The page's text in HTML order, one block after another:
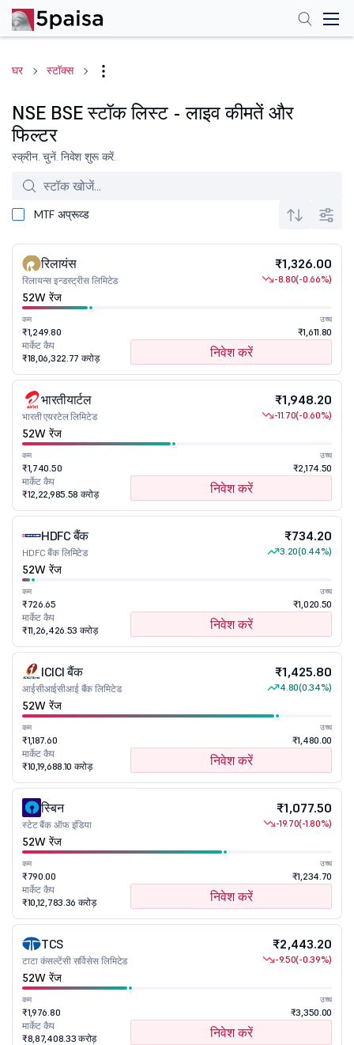
घर स्टॉक्स
NSE BSE स्टॉक लिस्ट - लाइव कीमतें और
फिल्टर
स्क्रीन. चुनें. निवेश शुरू करें.
MTF अप्रूव्ड
रिलायंस
रिलायन्स इन्डस्ट्रीस लिमिटेड
₹1,326.00
-8.80(-0.66%)
52W रेंज
कम
₹1,249.80
उच्च
₹1,611.80
मार्केट कैप
₹18,06,322.77 करोड़
निवेश करें
भारतीयार्टल
भारती एयरटेल लिमिटेड
₹1,948.20
-11.70(-0.60%)
52W रेंज
कम
₹1,740.50
उच्च
₹2,174.50
मार्केट कैप
₹12,22,985.58 करोड़
निवेश करें
HDFC बैंक
HDFC बैंक लिमिटेड
₹734.20
3.20(0.44%)
52W रेंज
कम
₹726.65
उच्च
₹1,020.50
मार्केट कैप
₹11,26,426.53 करोड़
निवेश करें
ICICI बैंक
आईसीआईसीआई बैंक लिमिटेड
₹1,425.80
4.80(0.34%)
52W रेंज
कम
₹1,187.60
उच्च
₹1,480.00
मार्केट कैप
₹10,19,688.10 करोड़
निवेश करें
स्बिन
स्टेट बैंक ऑफ इंडिया
₹1,077.50
-19.70(-1.80%)
52W रेंज
कम
₹790.00
उच्च
₹1,234.70
मार्केट कैप
₹10,12,783.36 करोड़
निवेश करें
TCS
टाटा कंसल्टेंसी सर्विसेस लिमिटेड
₹2,443.20
-9.50(-0.39%)
52W रेंज
कम
₹1,976.80
उच्च
₹3,350.00
मार्केट कैप
₹8,87,408.33 करोड़
निवेश करें